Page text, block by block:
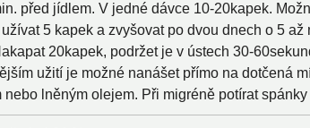
před jídlem. V jedné dávce 10-20kapek.
5 kapek a zvyšovat po dvou dnech o 5 až
20kapek, podržet je v ústech 30-
užití je možné nanášet přímo na dotčená
lněným olejem. Při migréně potírat spánky